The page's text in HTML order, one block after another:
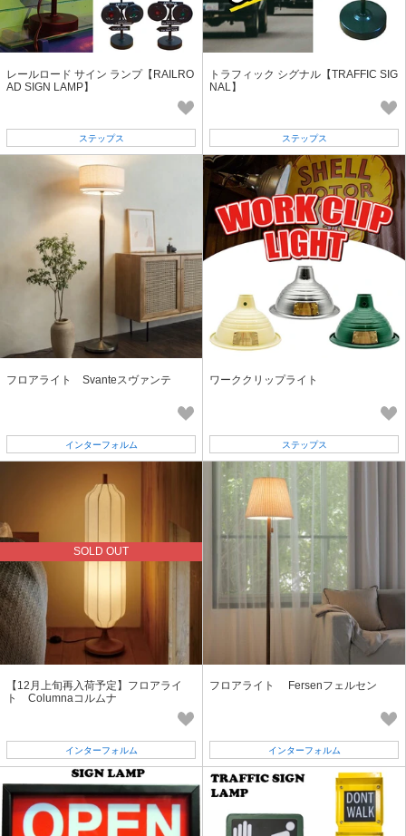
レールロード サイン ランプ【RAILRO
AD SIGN LAMP】
ステップス
トラフィック シグナル【TRAFFIC SIG
NAL】
ステップス
フロアライト Svanteスヴァンテ
インターフォルム
ワーククリップライト
ステップス
SOLD OUT
【12月上旬再入荷予定】フロアライ
ト Columnaコルムナ
インターフォルム
フロアライト Fersenフェルセン
インターフォルム